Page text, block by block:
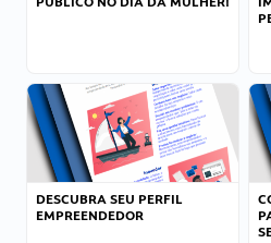
DESCUBRA SEU PERFIL
EMPREENDEDOR